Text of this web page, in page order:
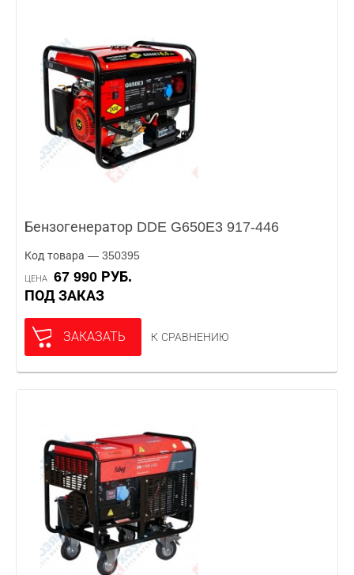
Бензогенератор DDE G650E3 917-446
Код товара — 350395
ЦЕНА
67 990 РУБ.
ПОД ЗАКАЗ
ЗАКАЗАТЬ К СРАВНЕНИЮ